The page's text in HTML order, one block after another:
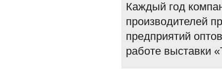
Каждый год
производителей
предприятий
работе выставки